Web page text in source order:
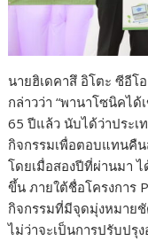
นายฮิเดคาสึ อิโตะ ซีอีโ
กล่าวว่า “พานาโซนิคได้
65 ปีแล้ว นับได้ว่าประเ
กิจกรรมเพื่อตอบแทนคื
โดยเมื่อสองปีที่ผ่านมา
ขึ้น ภายใต้ชื่อโครงการ
กิจกรรมที่มีจุดมุ่งหมาย
ไม่ว่าจะเป็นการปรับปรุ